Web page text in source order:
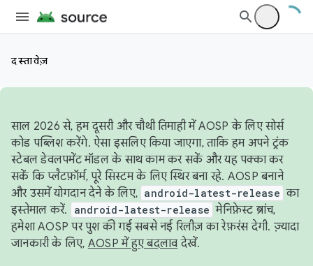
दस्तावेज़
साल 2026 से, हम दूसरी और चौथी तिमाही में AOSP के लिए सोर्स
कोड पब्लिश करेंगे. ऐसा इसलिए किया जाएगा, ताकि हम अपने ट्रंक
स्टेबल डेवलपमेंट मॉडल के साथ काम कर सकें और यह पक्का कर
सकें कि प्लैटफ़ॉर्म, पूरे सिस्टम के लिए स्थिर बना रहे. AOSP बनाने
और उसमें योगदान देने के लिए, android-latest-release का
इस्तेमाल करें.
android-latest-release मेनिफ़ेस्ट ब्रांच,
हमेशा AOSP पर पुश की गई सबसे नई रिलीज़ का रेफ़रंस देगी. ज़्यादा
जानकारी के लिए, AOSP में हुए बदलावदेखें.